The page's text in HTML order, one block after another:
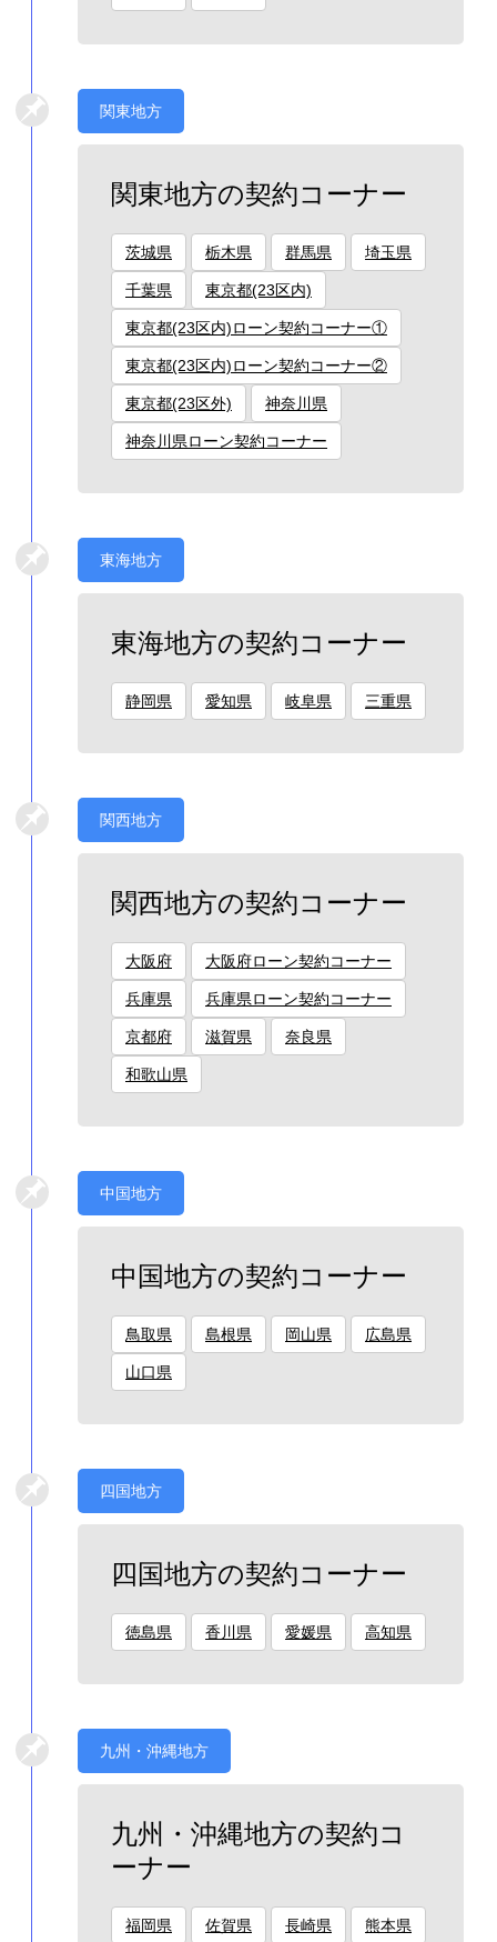
関東地方
関東地方の契約コーナー
茨城県 栃木県 群馬県 埼玉県
千葉県 東京都(23区内)
東京都(23区内)ローン契約コーナー①
東京都(23区内)ローン契約コーナー②
東京都(23区外) 神奈川県
神奈川県ローン契約コーナー
東海地方
東海地方の契約コーナー
静岡県 愛知県 岐阜県 三重県
関西地方
関西地方の契約コーナー
大阪府 大阪府ローン契約コーナー
兵庫県 兵庫県ローン契約コーナー
京都府 滋賀県 奈良県
和歌山県
中国地方
中国地方の契約コーナー
鳥取県 島根県 岡山県 広島県
山口県
四国地方
四国地方の契約コーナー
徳島県 香川県 愛媛県 高知県
九州・沖縄地方
九州・沖縄地方の契約コ
ーナー
福岡県 佐賀県 長崎県 熊本県